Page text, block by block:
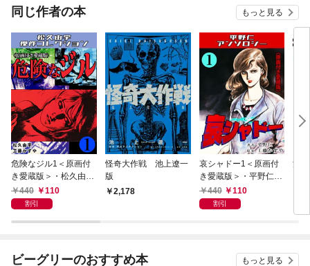
同じ作者の本 もっと見る
危険なジル1＜原画付
き愛蔵版＞・松久由宇
傑作コレクション
440 110
割引
怪奇大作戦 池上遼一
版
2,178
哀シャドー1＜原画付
き愛蔵版＞・平野仁ア
ンソロジー
440 110
割引
池
ビーグリーのおすすめ本 もっと見る